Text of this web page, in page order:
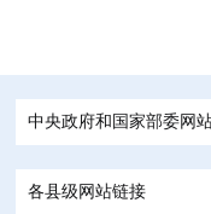
中央政府和国家部委网
各县级网站链接